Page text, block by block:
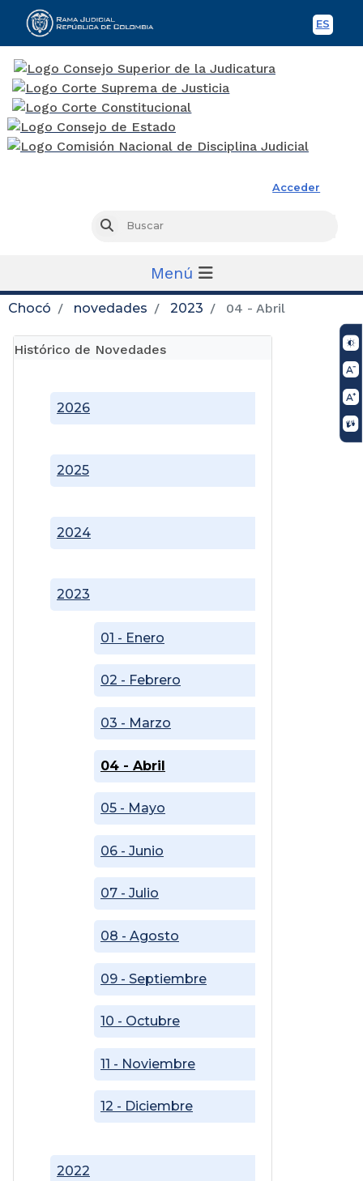
ES
Acceder
Buscar
Menú
Chocó novedades 2023 04 - Abril
Histórico de Novedades
2022
2023
01 - Enero
02 - Febrero
03 - Marzo
04 - Abril
05 - Mayo
06 - Junio
07 - Julio
08 - Agosto
09 - Septiembre
10 - Octubre
11 - Noviembre
12 - Diciembre
2024
2025
2026